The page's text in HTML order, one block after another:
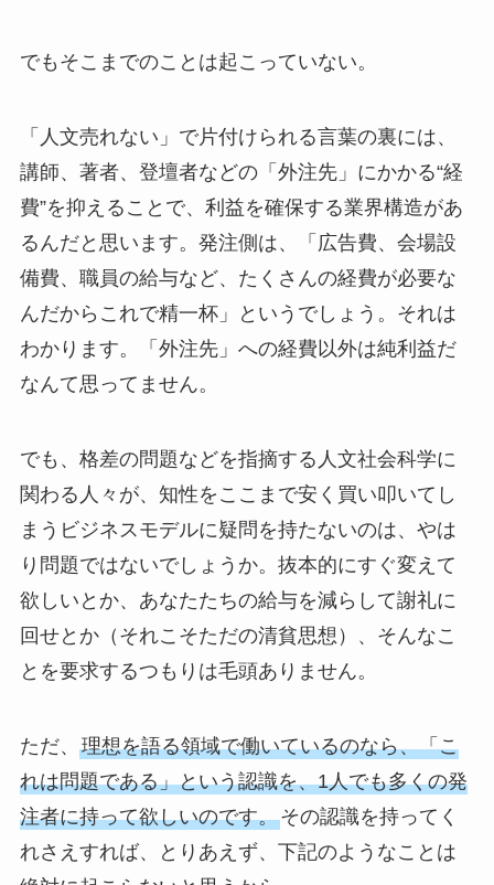
でもそこまでのことは起こっていない。
「人文売れない」で片付けられる言葉の裏には、
講師、著者、登壇者などの「外注先」にかかる“経
費”を抑えることで、利益を確保する業界構造があ
るんだと思います。発注側は、「広告費、会場設
備費、職員の給与など、たくさんの経費が必要な
んだからこれで精一杯」というでしょう。それは
わかります。「外注先」への経費以外は純利益だ
なんて思ってません。
でも、格差の問題などを指摘する人文社会科学に
関わる人々が、知性をここまで安く買い叩いてし
まうビジネスモデルに疑問を持たないのは、やは
り問題ではないでしょうか。抜本的にすぐ変えて
欲しいとか、あなたたちの給与を減らして謝礼に
回せとか（それこそただの清貧思想）、そんなこ
とを要求するつもりは毛頭ありません。
ただ、 理想を語る領域で働いているのなら、「こ
れは問題である」という認識を、1人でも多くの発
注者に持って欲しいのです。その認識を持ってく
れさえすれば、とりあえず、下記のようなことは